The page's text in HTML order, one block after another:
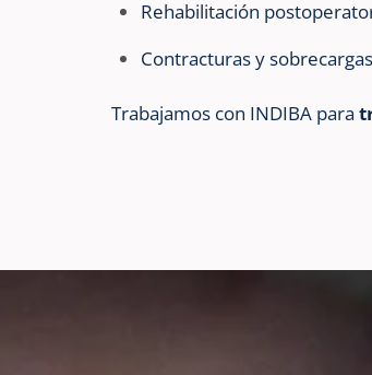
Rehabilitación
Contracturas y
Trabajamos con INDIBA para